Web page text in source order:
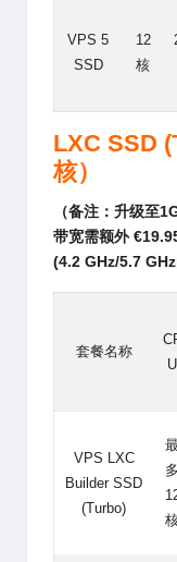
VPS 5
SSD
12
核
LXC SSD
核）
（备注：升级至
带宽需额外
(4.2 GHz/5.7
套餐名称
U
VPS LXC
Builder SSD
(Turbo)
多